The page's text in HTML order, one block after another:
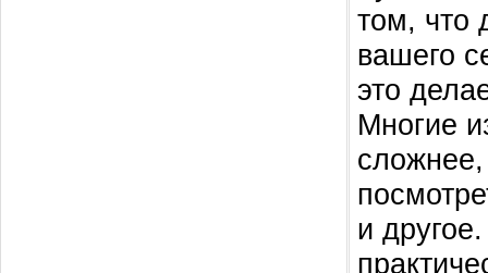
том, что
вашего
это
Многие
и